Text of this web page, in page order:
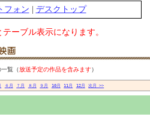
フォン デスクトップ
ーブル表示になります。
覧（放送予定の作品を含みます）
６月 ７月 ８月 ９月 10月 11月 12月 次月 >>